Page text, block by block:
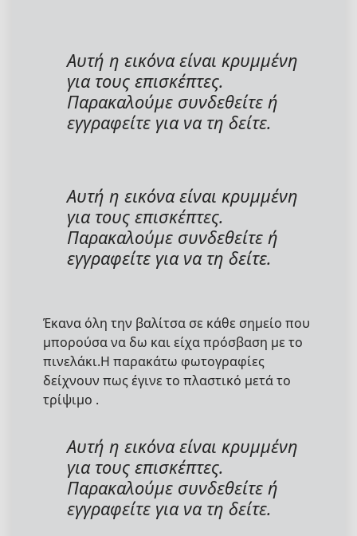
Αυτή η εικόνα είναι κρυμμένη
για τους επισκέπτες.
Παρακαλούμε συνδεθείτε ή
εγγραφείτε για να τη δείτε.
Αυτή η εικόνα είναι κρυμμένη
για τους επισκέπτες.
Παρακαλούμε συνδεθείτε ή
εγγραφείτε για να τη δείτε.
Έκανα όλη την βαλίτσα σε κάθε σημείο που
μπορούσα να δω και είχα πρόσβαση με το
πινελάκι.Η παρακάτω φωτογραφίες
δείχνουν πως έγινε το πλαστικό μετά το
τρίψιμο .
Αυτή η εικόνα είναι κρυμμένη
για τους επισκέπτες.
Παρακαλούμε συνδεθείτε ή
εγγραφείτε για να τη δείτε.